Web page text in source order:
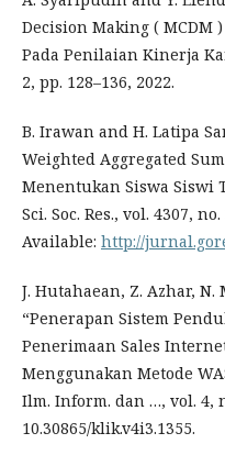
Decision Making ( MCDM
Pada Penilaian Kinerja
2, pp. 128–136, 2022.
B. Irawan and H. Latipa
Weighted Aggregated
Menentukan Siswa Siswi
Sci. Soc. Res., vol. 4307,
Available: http://
J. Hutahaean, Z. Azhar, N.
“Penerapan Sistem
Penerimaan Sales
Menggunakan Metode
Ilm. Inform. dan …, vol. 4,
10.30865/klik.v4i3.1355.